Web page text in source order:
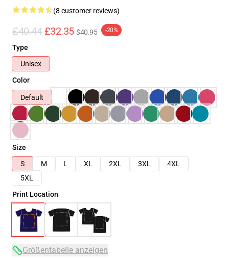
(8 customer reviews)
£40.44 £32.35 $40.95 -20%
Type
Unisex
Color
Default
Size
S
M L XL 2XL 3XL
4XL
5XL
Print Location
Größentabelle anzeigen